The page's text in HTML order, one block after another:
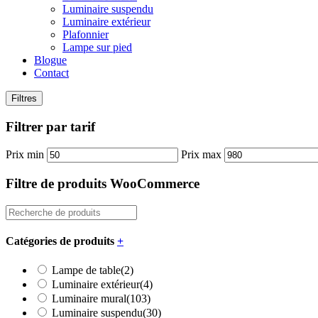
Luminaire suspendu
Luminaire extérieur
Plafonnier
Lampe sur pied
Blogue
Contact
Filtres
Filtrer par tarif
Prix min Prix max
Filtre de produits WooCommerce
Catégories de produits +
Lampe de table(2)
Luminaire extérieur(4)
Luminaire mural(103)
Luminaire suspendu(30)